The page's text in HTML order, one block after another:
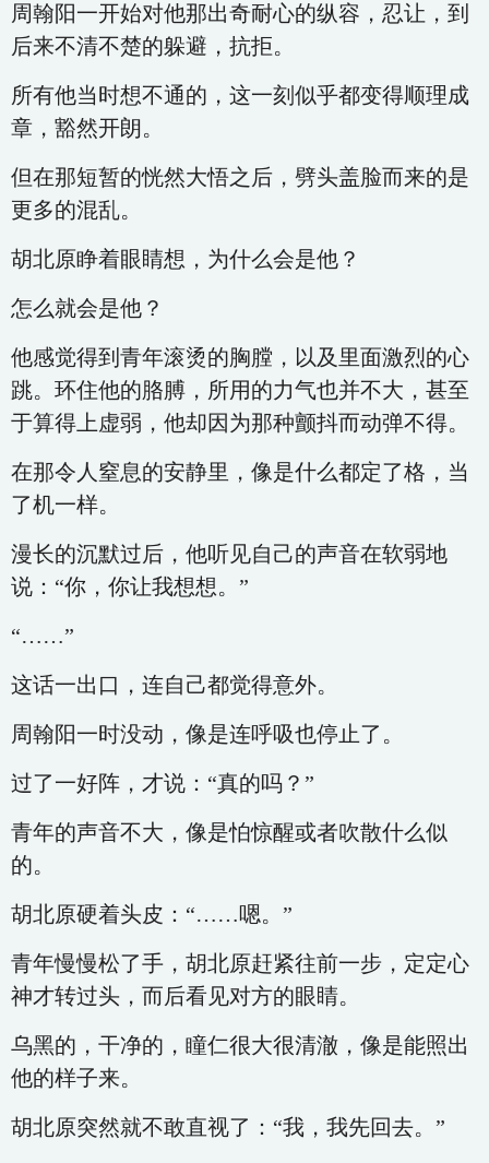
周翰阳一开始对他那出奇耐心的纵容，忍让，到
后来不清不楚的躲避，抗拒。
所有他当时想不通的，这一刻似乎都变得顺理成
章，豁然开朗。
但在那短暂的恍然大悟之后，劈头盖脸而来的是
更多的混乱。
胡北原睁着眼睛想，为什么会是他？
怎么就会是他？
他感觉得到青年滚烫的胸膛，以及里面激烈的心
跳。环住他的胳膊，所用的力气也并不大，甚至
于算得上虚弱，他却因为那种颤抖而动弹不得。
在那令人窒息的安静里，像是什么都定了格，当
了机一样。
漫长的沉默过后，他听见自己的声音在软弱地
说：“你，你让我想想。”
“……”
这话一出口，连自己都觉得意外。
周翰阳一时没动，像是连呼吸也停止了。
过了一好阵，才说：“真的吗？”
青年的声音不大，像是怕惊醒或者吹散什么似
的。
胡北原硬着头皮：“……嗯。”
青年慢慢松了手，胡北原赶紧往前一步，定定心
神才转过头，而后看见对方的眼睛。
乌黑的，干净的，瞳仁很大很清澈，像是能照出
他的样子来。
胡北原突然就不敢直视了：“我，我先回去。”